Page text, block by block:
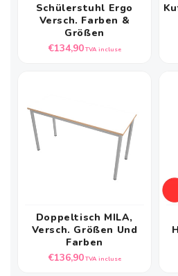
Schülerstuhl Ergo
Versch. Farben &
Größen
Prix
€134,90TVA incluse
Doppeltisch MILA,
Versch. Größen Und
Farben
Prix
€136,90TVA incluse